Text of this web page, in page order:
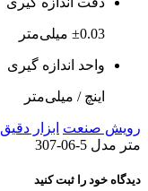
±0.03 میلی‌متر
واحد اندازه گیری
اینچ / میلی‌متر
رویش صنعت ابزار دقیق
متر مدل 5-06-307
دیدگاه خود را ثبت کنید